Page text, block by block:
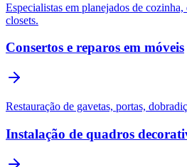
Especialistas em planejados de
closets.
Consertos e reparos em móveis
Restauração de gavetas, portas,
Instalação de quadros